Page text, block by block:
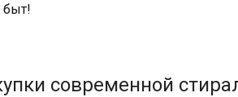
быт!
современной